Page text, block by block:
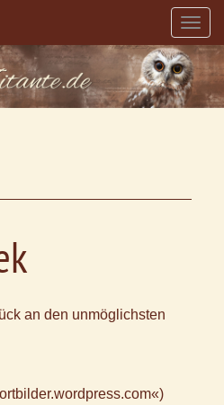
an den unmöglichsten